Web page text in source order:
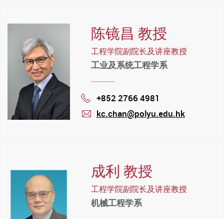
陈镜昌 教授
工程学院副院长及讲座教授
工业及系统工程学系
Phone
+852 2766 4981
kc.chan@polyu.edu.hk
成利 教授
工程学院副院长及讲座教授
机械工程学系